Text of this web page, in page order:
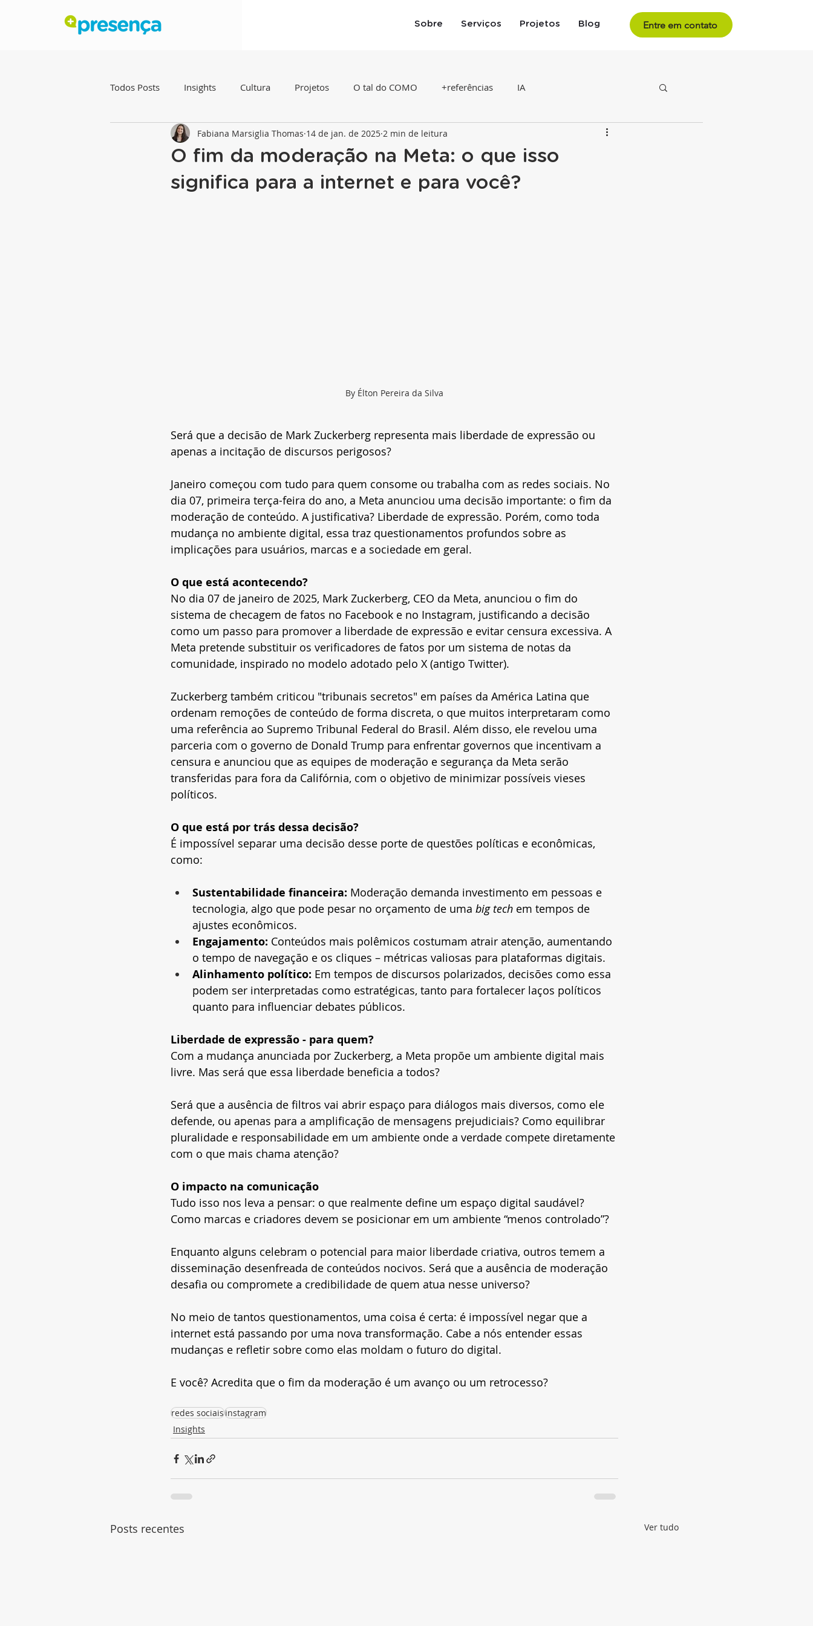
Sobre Serviços Projetos Blog Entre em contato
Todos Posts Insights Cultura Projetos O tal do COMO +referências IA
O fim da moderação na Meta: o que isso
significa para a internet e para você?
Fabiana Marsiglia Thomas 14 de jan. de 2025 2 min de leitura
By Élton Pereira da Silva
Será que a decisão de Mark Zuckerberg representa mais liberdade de expressão ou
apenas a incitação de discursos perigosos?
Janeiro começou com tudo para quem consome ou trabalha com as redes sociais. No
dia 07, primeira terça-feira do ano, a Meta anunciou uma decisão importante: o fim da
moderação de conteúdo. A justificativa? Liberdade de expressão. Porém, como toda
mudança no ambiente digital, essa traz questionamentos profundos sobre as
implicações para usuários, marcas e a sociedade em geral.
O que está acontecendo?
No dia 07 de janeiro de 2025, Mark Zuckerberg, CEO da Meta, anunciou o fim do
sistema de checagem de fatos no Facebook e no Instagram, justificando a decisão
como um passo para promover a liberdade de expressão e evitar censura excessiva. A
Meta pretende substituir os verificadores de fatos por um sistema de notas da
comunidade, inspirado no modelo adotado pelo X (antigo Twitter).
Zuckerberg também criticou "tribunais secretos" em países da América Latina que
ordenam remoções de conteúdo de forma discreta, o que muitos interpretaram como
uma referência ao Supremo Tribunal Federal do Brasil. Além disso, ele revelou uma
parceria com o governo de Donald Trump para enfrentar governos que incentivam a
censura e anunciou que as equipes de moderação e segurança da Meta serão
transferidas para fora da Califórnia, com o objetivo de minimizar possíveis vieses
políticos.
O que está por trás dessa decisão?
É impossível separar uma decisão desse porte de questões políticas e econômicas,
como:
Sustentabilidade financeira: Moderação demanda investimento em pessoas e
tecnologia, algo que pode pesar no orçamento de uma big tech em tempos de
ajustes econômicos.
Engajamento: Conteúdos mais polêmicos costumam atrair atenção, aumentando
o tempo de navegação e os cliques – métricas valiosas para plataformas digitais.
Alinhamento político: Em tempos de discursos polarizados, decisões como essa
podem ser interpretadas como estratégicas, tanto para fortalecer laços políticos
quanto para influenciar debates públicos.
Liberdade de expressão - para quem?
Com a mudança anunciada por Zuckerberg, a Meta propõe um ambiente digital mais
livre. Mas será que essa liberdade beneficia a todos?
Será que a ausência de filtros vai abrir espaço para diálogos mais diversos, como ele
defende, ou apenas para a amplificação de mensagens prejudiciais? Como equilibrar
pluralidade e responsabilidade em um ambiente onde a verdade compete diretamente
com o que mais chama atenção?
O impacto na comunicação
Tudo isso nos leva a pensar: o que realmente define um espaço digital saudável?
Como marcas e criadores devem se posicionar em um ambiente “menos controlado”?
Enquanto alguns celebram o potencial para maior liberdade criativa, outros temem a
disseminação desenfreada de conteúdos nocivos. Será que a ausência de moderação
desafia ou compromete a credibilidade de quem atua nesse universo?
No meio de tantos questionamentos, uma coisa é certa: é impossível negar que a
internet está passando por uma nova transformação. Cabe a nós entender essas
mudanças e refletir sobre como elas moldam o futuro do digital.
E você? Acredita que o fim da moderação é um avanço ou um retrocesso?
redes sociaisinstagram
Insights
Posts recentes Ver tudo